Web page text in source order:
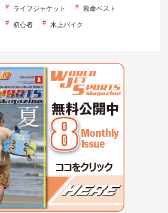
ライフジャケット 救命ベスト
初心者 水上バイク